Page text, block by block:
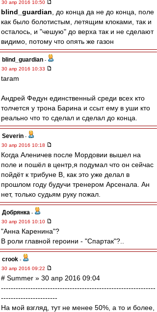
30 апр 2016 10:50
blind_guardian , до конца да не до конца, поле
как было болотистым, летящим клоками, так и
осталось, и "чешую" до верха так и не сделают
видимо, потому что опять же газон
blind_guardian -
30 апр 2016 10:33
taram
Андрей Федун единственный среди всех кто
толчется у трона Барина и ссыт ему в уши кто
реально что то сделал и сделал до конца.
Severin -
30 апр 2016 10:18
Когда Аленичев после Мордовии вышел на
поле и пошёл в центр,я подумал что он сейчас
пойдёт к трибуне В, как это уже делал в
прошлом году будучи тренером Арсенала. Ан
нет, только судьям руку пожал.
Добрянка -
30 апр 2016 10:10
"Анна Каренина"?
В роли главной героини - "Спартак"?..
crook -
30 апр 2016 09:22
# Summer » 30 апр 2016 09:04
---------------------------------------------------------------
-----------------------
На мой взгляд, тут не менее 50%, а то и более,